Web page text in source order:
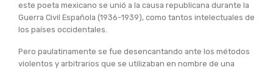
este poeta mexicano se unió a la causa republicana durante la
Guerra Civil Española (1936-1939), como tantos intelectuales de
los países occidentales.
Pero paulatinamente se fue desencantando ante los métodos
violentos y arbitrarios que se utilizaban en nombre de una